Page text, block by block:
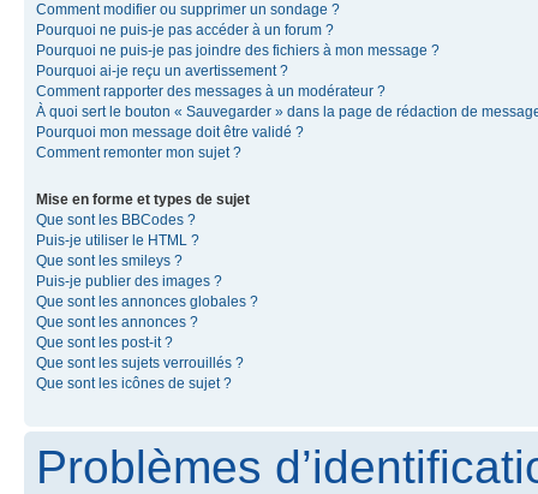
Comment modifier ou supprimer un sondage ?
Pourquoi ne puis-je pas accéder à un forum ?
Pourquoi ne puis-je pas joindre des fichiers à mon message ?
Pourquoi ai-je reçu un avertissement ?
Comment rapporter des messages à un modérateur ?
À quoi sert le bouton « Sauvegarder » dans la page de rédaction de
Pourquoi mon message doit être validé ?
Comment remonter mon sujet ?
Mise en forme et types de sujet
Que sont les BBCodes ?
Puis-je utiliser le HTML ?
Que sont les smileys ?
Puis-je publier des images ?
Que sont les annonces globales ?
Que sont les annonces ?
Que sont les post-it ?
Que sont les sujets verrouillés ?
Que sont les icônes de sujet ?
Problèmes